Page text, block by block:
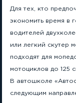
Для тех, кто
экономить время в
водителей
или легкий скутер
подходят для
мотоциклов до 125
В автошколе
следующим